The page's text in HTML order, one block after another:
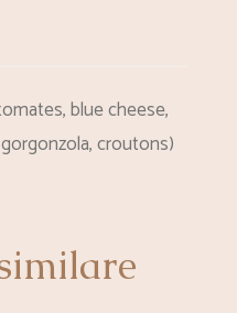
blue cheese,
croutons)